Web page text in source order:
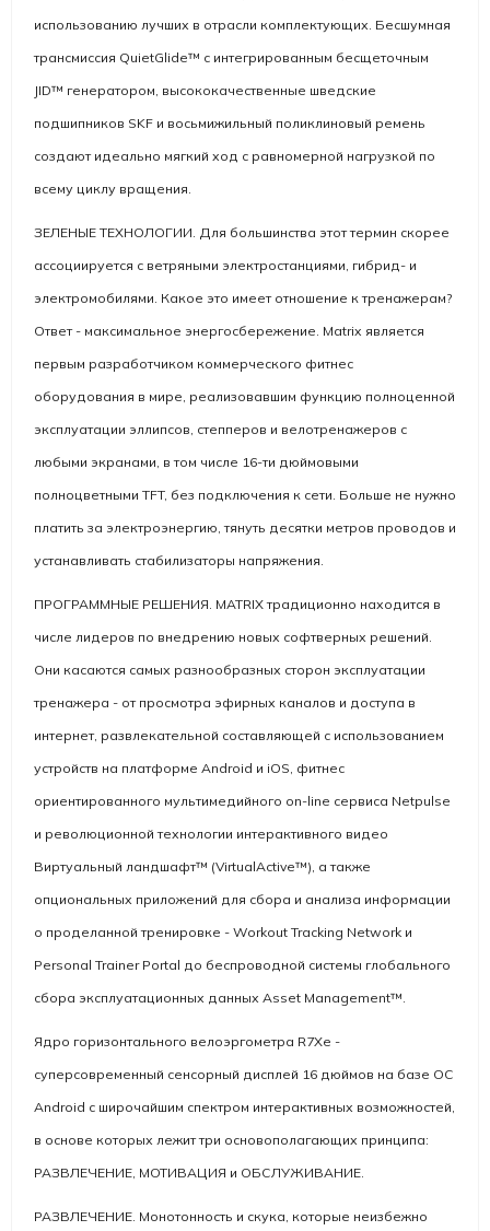
использованию лучших в отрасли комплектующих. Бесшумная
трансмиссия QuietGlide™ с интегрированным беcщеточным
JID™ генератором, высококачественные шведские
подшипников SKF и восьмижильный поликлиновый ремень
создают идеально мягкий ход с равномерной нагрузкой по
всему циклу вращения.
ЗЕЛЕНЫЕ ТЕХНОЛОГИИ. Для большинства этот термин скорее
ассоциируется с ветряными электростанциями, гибрид- и
электромобилями. Какое это имеет отношение к тренажерам?
Ответ - максимальное энергосбережение. Matrix является
первым разработчиком коммерческого фитнес
оборудования в мире, реализовавшим функцию полноценной
эксплуатации эллипсов, степперов и велотренажеров с
любыми экранами, в том числе 16-ти дюймовыми
полноцветными TFT, без подключения к сети. Больше не нужно
платить за электроэнергию, тянуть десятки метров проводов и
устанавливать стабилизаторы напряжения.
ПРОГРАММНЫЕ РЕШЕНИЯ. MATRIX традиционно находится в
числе лидеров по внедрению новых софтверных решений.
Они касаются самых разнообразных сторон эксплуатации
тренажера - от просмотра эфирных каналов и доступа в
интернет, развлекательной составляющей с использованием
устройств на платформе Android и iOS, фитнес
ориентированного мультимедийного on-line сервиса Netpulse
и революционной технологии интерактивного видео
Виртуальный ландшафт™ (VirtualActive™), а также
опциональных приложений для сбора и анализа информации
о проделанной тренировке - Workout Tracking Network и
Personal Trainer Portal до беспроводной системы глобального
сбора эксплуатационных данных Asset Management™.
Ядро горизонтального велоэргометра R7Xe -
суперсовременный сенсорный дисплей 16 дюймов на базе ОС
Android с широчайшим спектром интерактивных возможностей,
в основе которых лежит три основополагающих принципа:
РАЗВЛЕЧЕНИЕ, МОТИВАЦИЯ и ОБСЛУЖИВАНИЕ.
РАЗВЛЕЧЕНИЕ. Монотонность и скука, которые неизбежно